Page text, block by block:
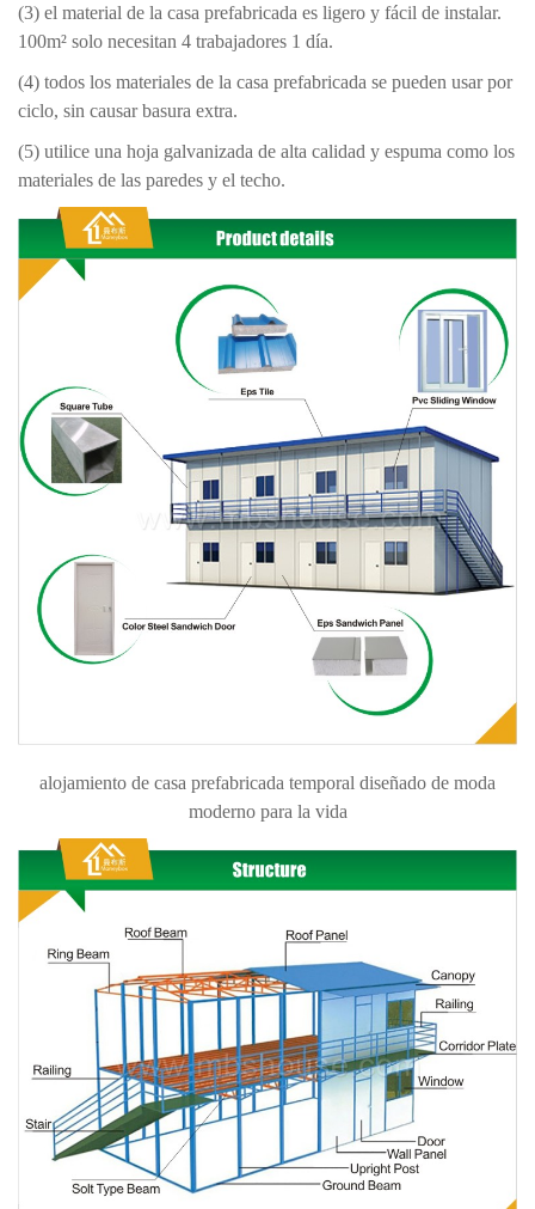
(3) el material de la casa prefabricada es ligero y fácil de instalar.
100m² solo necesitan 4 trabajadores 1 día.
(4) todos los materiales de la casa prefabricada se pueden usar por
ciclo, sin causar basura extra.
(5) utilice una hoja galvanizada de alta calidad y espuma como los
materiales de las paredes y el techo.
alojamiento de casa prefabricada temporal diseñado de moda
moderno para la vida